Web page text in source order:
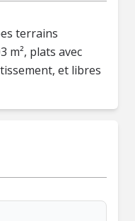
terrains
m², plats avec
et libres